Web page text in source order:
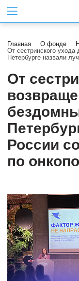
Главная О фонде
От сестринского
Петербурге назвали
От
России
по